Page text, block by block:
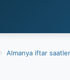
Almanya iftar